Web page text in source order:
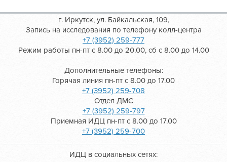
г. Иркутск, ул. Байкальская, 109,
Запись на исследования по телефону колл-центра
+7 (3952) 259-777
Режим работы пн-пт с 8.00 до 20.00, сб с 8.00 до 14.00
Дополнительные телефоны:
Горячая линия пн-пт с 8.00 до 17.00
+7 (3952) 259-708
Отдел ДМС
+7 (3952) 259-797
Приемная ИДЦ пн-пт с 8.00 до 17.00
+7 (3952) 259-700
ИДЦ в социальных сетях: